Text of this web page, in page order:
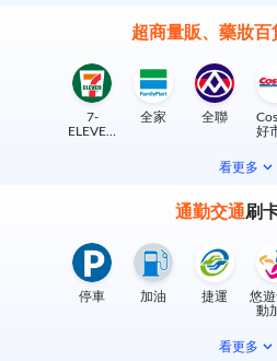
超商量販、藥妝百
7-
ELEVEN
全家 全聯
好
看更多
通勤交通刷
停車 加油 捷運
悠
動
看更多